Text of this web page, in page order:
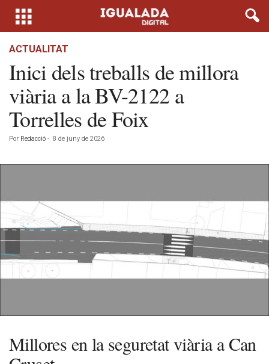
ACTUALITAT
Inici dels treballs de millora
viària a la BV-2122 a
Torrelles de Foix
Por Redacció - 8 de juny de 2026
Millores en la seguretat viària a Can